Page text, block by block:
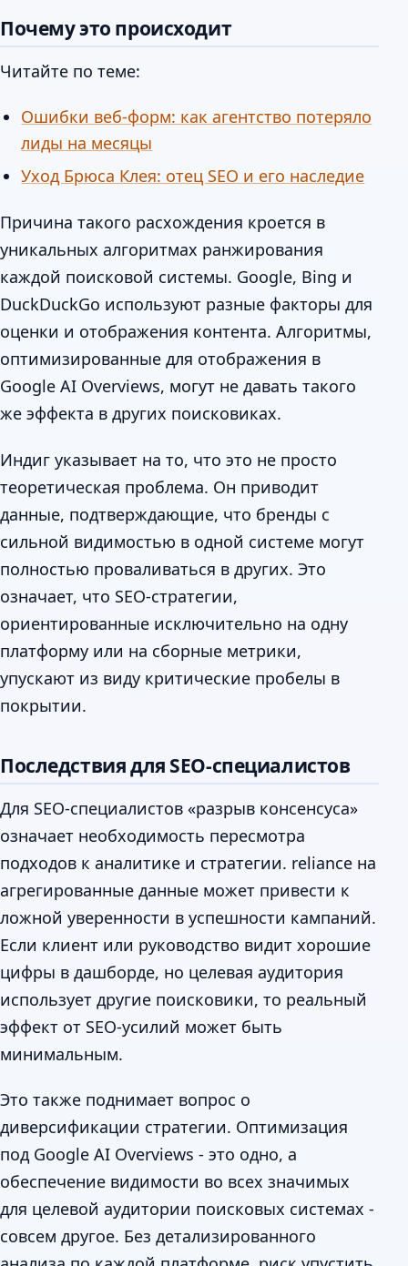
Почему это происходит
Читайте по теме:
Ошибки веб-форм: как агентство потеряло
лиды на месяцы
Уход Брюса Клея: отец SEO и его наследие
Причина такого расхождения кроется в
уникальных алгоритмах ранжирования
каждой поисковой системы. Google, Bing и
DuckDuckGo используют разные факторы для
оценки и отображения контента. Алгоритмы,
оптимизированные для отображения в
Google AI Overviews, могут не давать такого
же эффекта в других поисковиках.
Индиг указывает на то, что это не просто
теоретическая проблема. Он приводит
данные, подтверждающие, что бренды с
сильной видимостью в одной системе могут
полностью проваливаться в других. Это
означает, что SEO-стратегии,
ориентированные исключительно на одну
платформу или на сборные метрики,
упускают из виду критические пробелы в
покрытии.
Последствия для SEO-специалистов
Для SEO-специалистов «разрыв консенсуса»
означает необходимость пересмотра
подходов к аналитике и стратегии. reliance на
агрегированные данные может привести к
ложной уверенности в успешности кампаний.
Если клиент или руководство видит хорошие
цифры в дашборде, но целевая аудитория
использует другие поисковики, то реальный
эффект от SEO-усилий может быть
минимальным.
Это также поднимает вопрос о
диверсификации стратегии. Оптимизация
под Google AI Overviews - это одно, а
обеспечение видимости во всех значимых
для целевой аудитории поисковых системах -
совсем другое. Без детализированного